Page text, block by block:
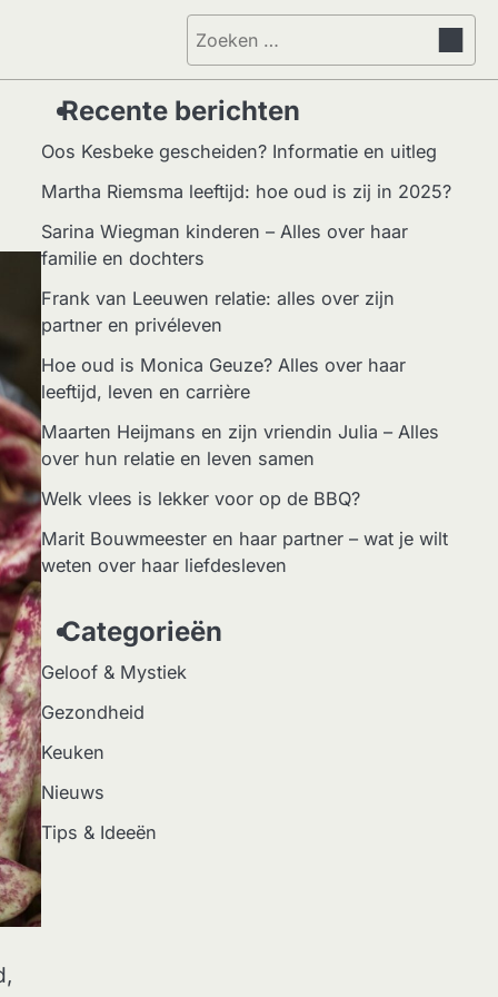
Zoeken
naar:
Recente berichten
Oos Kesbeke gescheiden? Informatie en uitleg
Martha Riemsma leeftijd: hoe oud is zij in 2025?
Sarina Wiegman kinderen – Alles over haar
familie en dochters
Frank van Leeuwen relatie: alles over zijn
partner en privéleven
Hoe oud is Monica Geuze? Alles over haar
leeftijd, leven en carrière
Maarten Heijmans en zijn vriendin Julia – Alles
over hun relatie en leven samen
Welk vlees is lekker voor op de BBQ?
Marit Bouwmeester en haar partner – wat je wilt
weten over haar liefdesleven
Categorieën
Geloof & Mystiek
Gezondheid
Keuken
Nieuws
Tips & Ideeën